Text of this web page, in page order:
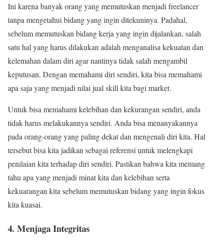
Ini karena banyak orang yang memutuskan menjadi freelancer
tanpa mengetahui bidang yang ingin ditekuninya. Padahal,
sebelum memutuskan bidang kerja yang ingin dijalankan, salah
satu hal yang harus dilakukan adalah menganalisa kekuatan dan
kelemahan dalam diri agar nantinya tidak salah mengambil
keputusan. Dengan memahami diri sendiri, kita bisa memahami
apa saja yang menjadi nilai jual skill kita bagi market.
Untuk bisa memahami kelebihan dan kekurangan sendiri, anda
tidak harus melakukannya sendiri. Anda bisa menanyakannya
pada orang-orang yang paling dekat dan mengenali diri kita. Hal
tersebut bisa kita jadikan sebagai referensi untuk melengkapi
penilaian kita terhadap diri sendiri. Pastikan bahwa kita memang
tahu apa yang menjadi minat kita dan kelebihan serta
kekuarangan kita sebelum memutuskan bidang yang ingin fokus
kita kuasai.
4. Menjaga Integritas